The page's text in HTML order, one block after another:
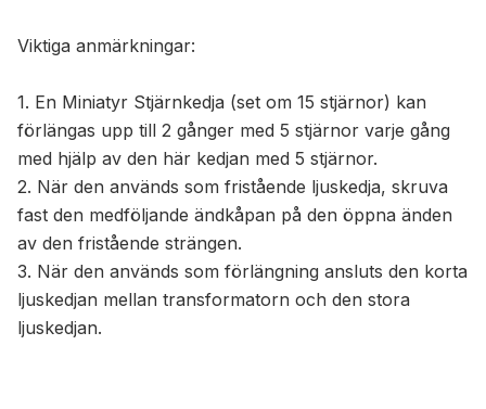
Viktiga anmärkningar:
1. En Miniatyr Stjärnkedja (set om 15 stjärnor) kan
förlängas upp till 2 gånger med 5 stjärnor varje gång
med hjälp av den här kedjan med 5 stjärnor.
2. När den används som fristående ljuskedja, skruva
fast den medföljande ändkåpan på den öppna änden
av den fristående strängen.
3. När den används som förlängning ansluts den korta
ljuskedjan mellan transformatorn och den stora
ljuskedjan.